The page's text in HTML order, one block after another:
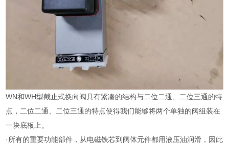
WN和WH型截止式换向阀具有紧凑的结构与二位二通、二位三通的特
点，二位二通、二位三通的特点使得我们能够将两个单独的阀组装在
一块底板上。
·所有的重要功能部件，从电磁铁芯到阀体元件都用液压油润滑，因此